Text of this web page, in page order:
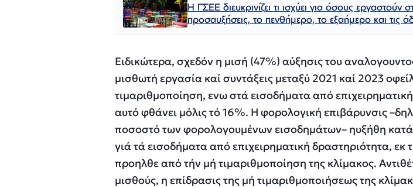
Η ΓΣΕΕ διευκρινίζει τι ισχύει για όσους εργαστούν
προσαυξήσεις, το πενθήμερο, το εξαήμερο και τις
Ειδικώτερα, σχεδόν η μισή (47%) αύξησις του
μισθωτή εργασία καί συντάξεις μεταξύ 2021 καί 2023
τιμαριθμοποίηση, ενω στά εισοδήματα από
αυτό φθάνει μόλις τό 16%. Η φορολογική επιβάρυνσις
ποσοστό των φορολογουμένων εισοδημάτων– ηυξήθη
γιά τά εισοδήματα από επιχειρηματική δραστηριότητα, εκ
προηλθε από τήν μή τιμαριθμοποίηση της κλίμακος.
μισθούς, η επίδρασις της μή τιμαριθμοποιήσεως της